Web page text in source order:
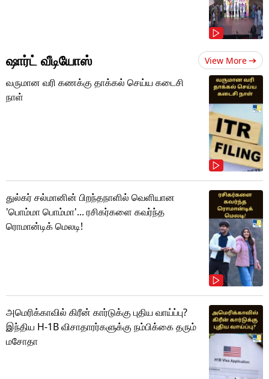
ஷார்ட் வீடியோஸ் View More
வருமான வரி கணக்கு தாக்கல் செய்ய கடைசி
நாள்
துல்கர் சல்மானின் பிறந்தநாளில் வெளியான
'பொம்மா பொம்மா'... ரசிகர்களை கவர்ந்த
ரொமான்டிக் மெலடி!
அமெரிக்காவில் கிரீன் கார்டுக்கு புதிய வாய்ப்பு?
இந்திய H-1B விசாதாரர்களுக்கு நம்பிக்கை தரும்
மசோதா